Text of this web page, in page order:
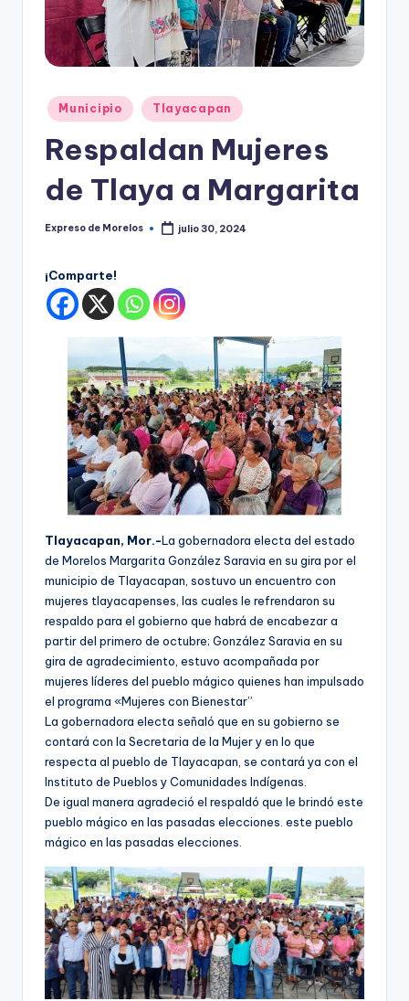
el
Publicado
en
Municipio Tlayacapan
Respaldan Mujeres
de Tlaya a Margarita
Publicado
Expreso de Morelos julio 30, 2024
¡Comparte!
Tlayacapan, Mor.-La gobernadora electa del estado
de Morelos Margarita González Saravia en su gira por el
municipio de Tlayacapan, sostuvo un encuentro con
mujeres tlayacapenses, las cuales le refrendaron su
respaldo para el gobierno que habrá de encabezar a
partir del primero de octubre; González Saravia en su
gira de agradecimiento, estuvo acompañada por
mujeres líderes del pueblo mágico quienes han impulsado
el programa «Mujeres con Bienestar”
La gobernadora electa señaló que en su gobierno se
contará con la Secretaria de la Mujer y en lo que
respecta al pueblo de Tlayacapan, se contará ya con el
Instituto de Pueblos y Comunidades Indígenas.
De igual manera agradeció el respaldó que le brindó este
pueblo mágico en las pasadas elecciones. este pueblo
mágico en las pasadas elecciones.